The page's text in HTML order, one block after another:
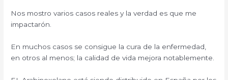
Nos mostro varios casos reales y la verdad es que me
impactarón.
En muchos casos se consigue la cura de la enfermedad,
en otros al menos; la calidad de vida mejora notablemente.